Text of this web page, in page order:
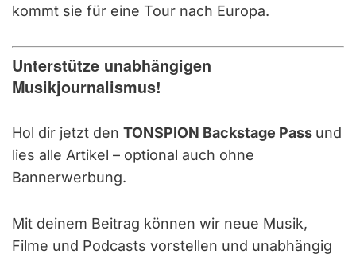
kommt sie für eine Tour nach Europa.
Unterstütze unabhängigen
Musikjournalismus!
Hol dir jetzt den TONSPION Backstage Pass und
lies alle Artikel – optional auch ohne
Bannerwerbung.
Mit deinem Beitrag können wir neue Musik,
Filme und Podcasts vorstellen und unabhängig